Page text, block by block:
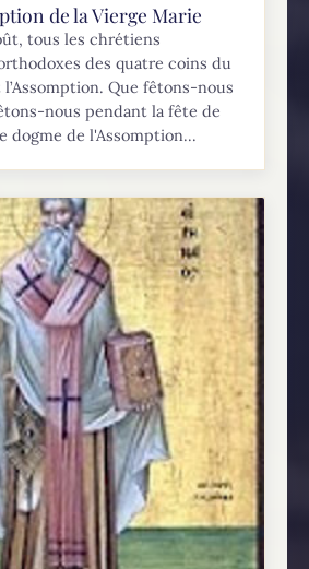
de la Vierge Marie
tous les chrétiens
des quatre coins du
Que fêtons-nous
nous pendant la fête de
dogme de l'Assomption...